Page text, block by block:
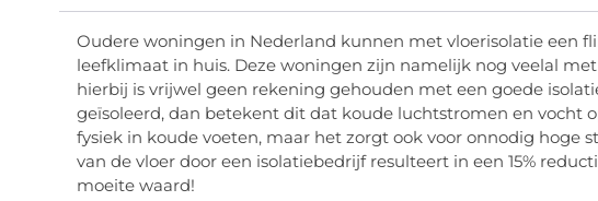
Oudere woningen in Nederland kunnen met vloerisolatie een
leefklimaat in huis. Deze woningen zijn namelijk nog veelal
hierbij is vrijwel geen rekening gehouden met een goede
geïsoleerd, dan betekent dit dat koude luchtstromen en vocht
fysiek in koude voeten, maar het zorgt ook voor onnodig hoge
van de vloer door een isolatiebedrijf resulteert in een 15%
moeite waard!